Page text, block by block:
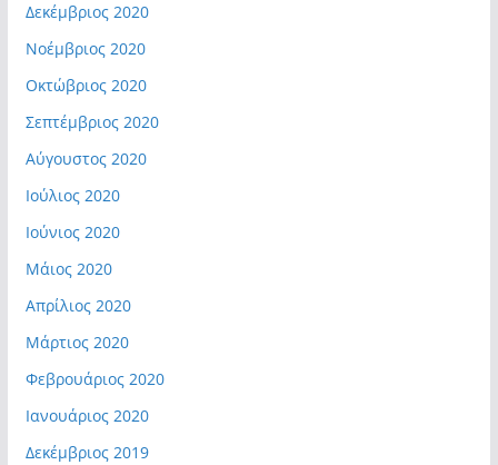
Δεκέμβριος 2020
Νοέμβριος 2020
Οκτώβριος 2020
Σεπτέμβριος 2020
Αύγουστος 2020
Ιούλιος 2020
Ιούνιος 2020
Μάιος 2020
Απρίλιος 2020
Μάρτιος 2020
Φεβρουάριος 2020
Ιανουάριος 2020
Δεκέμβριος 2019